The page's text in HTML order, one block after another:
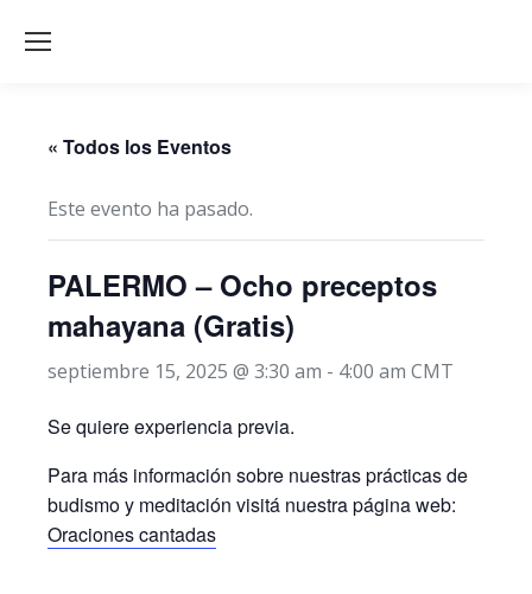
« Todos los Eventos
Este evento ha pasado.
PALERMO – Ocho preceptos
mahayana (Gratis)
septiembre 15, 2025 @ 3:30 am - 4:00 am CMT
Se quiere experiencia previa.
Para más información sobre nuestras prácticas de
budismo y meditación visitá nuestra página web:
Oraciones cantadas